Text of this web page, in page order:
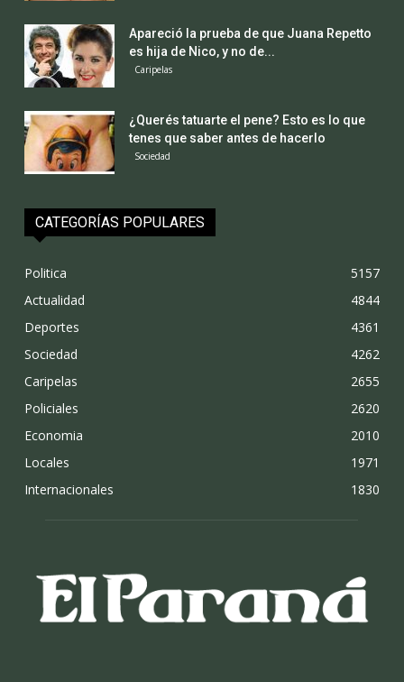
Apareció la prueba de que Juana Repetto
es hija de Nico, y no de...
Caripelas
¿Querés tatuarte el pene? Esto es lo que
tenes que saber antes de hacerlo
Sociedad
CATEGORÍAS POPULARES
Politica
5157
Actualidad
4844
Deportes
4361
Sociedad
4262
Caripelas
2655
Policiales
2620
Economia
2010
Locales
1971
Internacionales
1830